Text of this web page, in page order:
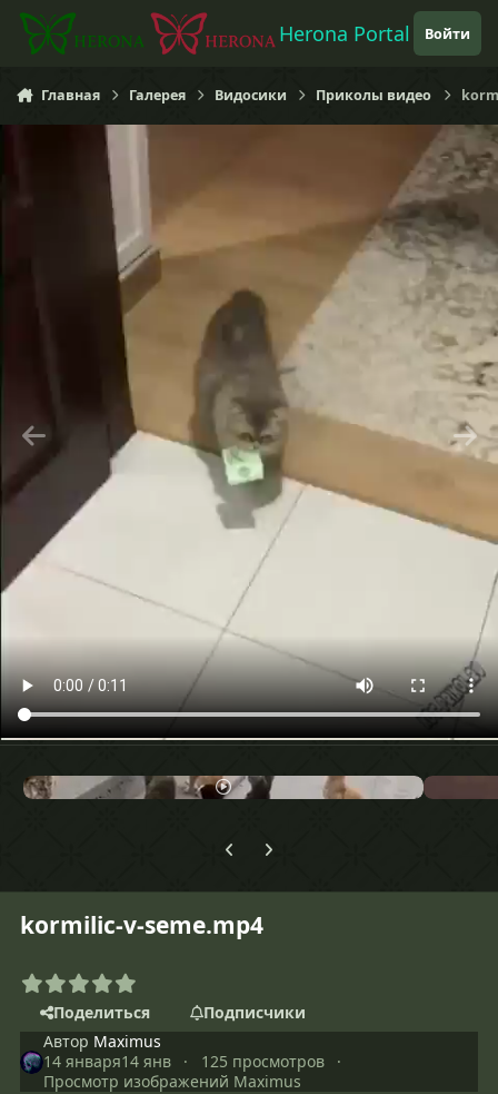
Перейти к содержанию
Herona Portal Войти
Главная Галерея Видосики Приколы видео
Предыдущий слайд карусели
Следующий слайд карусели
kormilic-v-seme.mp4
Поделиться
Подписчики
Автор Maximus
14 января14 янв
125 просмотров
Просмотр изображений Maximus